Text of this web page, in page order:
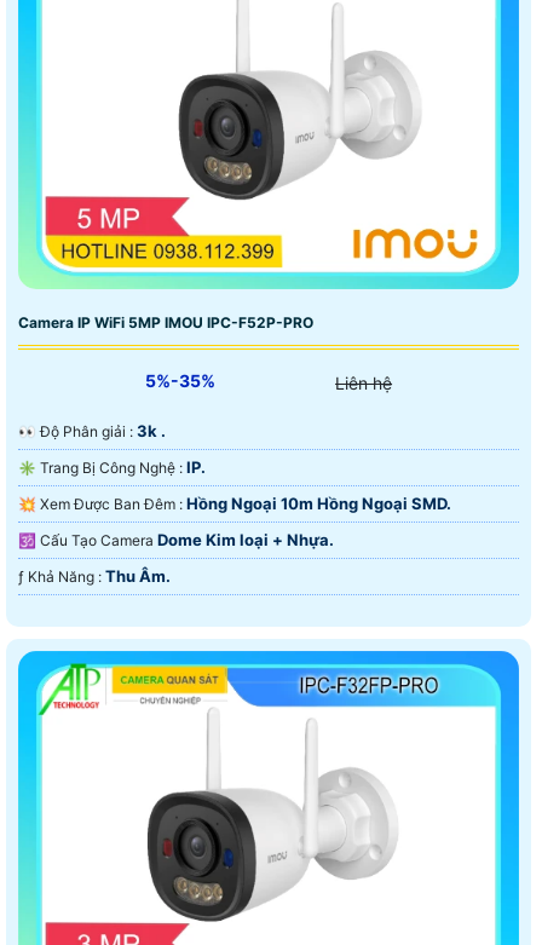
Camera IP WiFi 5MP IMOU IPC-F52P-PRO
5%-35% Liên hệ
️👀 Độ Phân giải : 3k .
✳️ Trang Bị Công Nghệ : IP.
💥 Xem Được Ban Đêm : Hồng Ngoại 10m Hồng Ngoại SMD.
🕉️ Cấu Tạo Camera Dome Kim loại + Nhựa.
️ƒ Khả Năng : Thu Âm.